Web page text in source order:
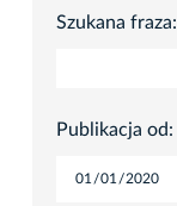
Szukana fraza:
Publikacja od: